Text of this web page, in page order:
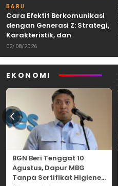
BARU
Cara Efektif Berkomunikasi
dengan Generasi Z: Strategi,
Karakteristik, dan
Tantangannya
02/08/2026
EKONOMI
BGN Beri Tenggat 10
Agustus, Dapur MBG
Tanpa Sertifikat Higiene